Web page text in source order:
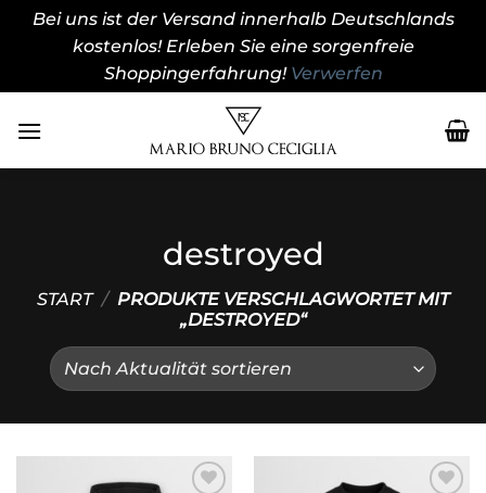
Bei uns ist der Versand innerhalb Deutschlands
kostenlos! Erleben Sie eine sorgenfreie
Shoppingerfahrung! Verwerfen
Inhalt
destroyed
START / PRODUKTE VERSCHLAGWORTET MIT
„DESTROYED“